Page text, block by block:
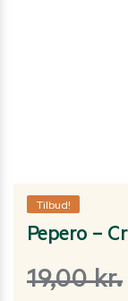
Tilbud!
Pepero –
19,00kr.